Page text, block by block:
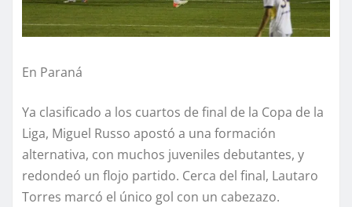
En Paraná
Ya clasificado a los cuartos de final de la Copa de la
Liga, Miguel Russo apostó a una formación
alternativa, con muchos juveniles debutantes, y
redondeó un flojo partido. Cerca del final, Lautaro
Torres marcó el único gol con un cabezazo.